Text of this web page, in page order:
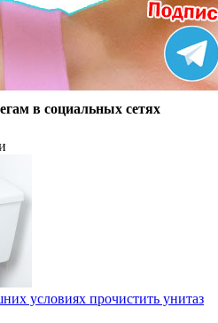
в социальных сетях
условиях прочистить унитаз